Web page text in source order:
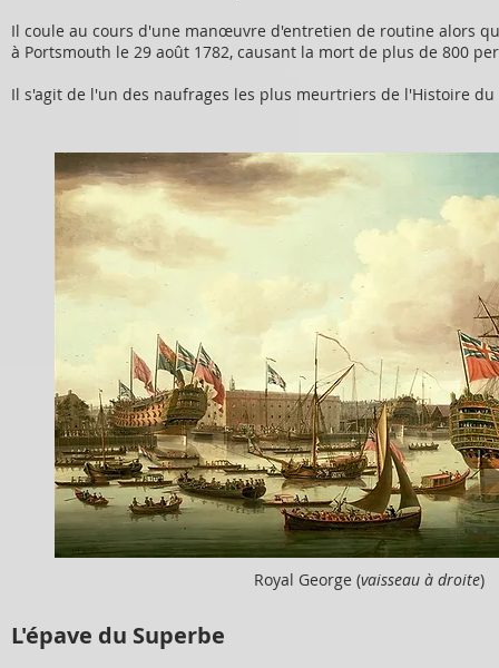
Il coule au cours d'une manœuvre d'entretien de routine alors
à Portsmouth le 29 août 1782, causant la mort de plus de 800
Il s'agit de l'un des naufrages les plus meurtriers de l'Histoire du
Royal George (vaisseau à droite)
L'épave du Superbe